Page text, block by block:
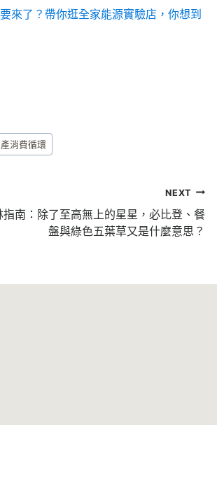
來了？帶你逛全家能源實驗店，你想到
消費循環
NEXT
南：除了至高無上的星星，必比登、餐
盤與綠色五葉草又是什麼意思？